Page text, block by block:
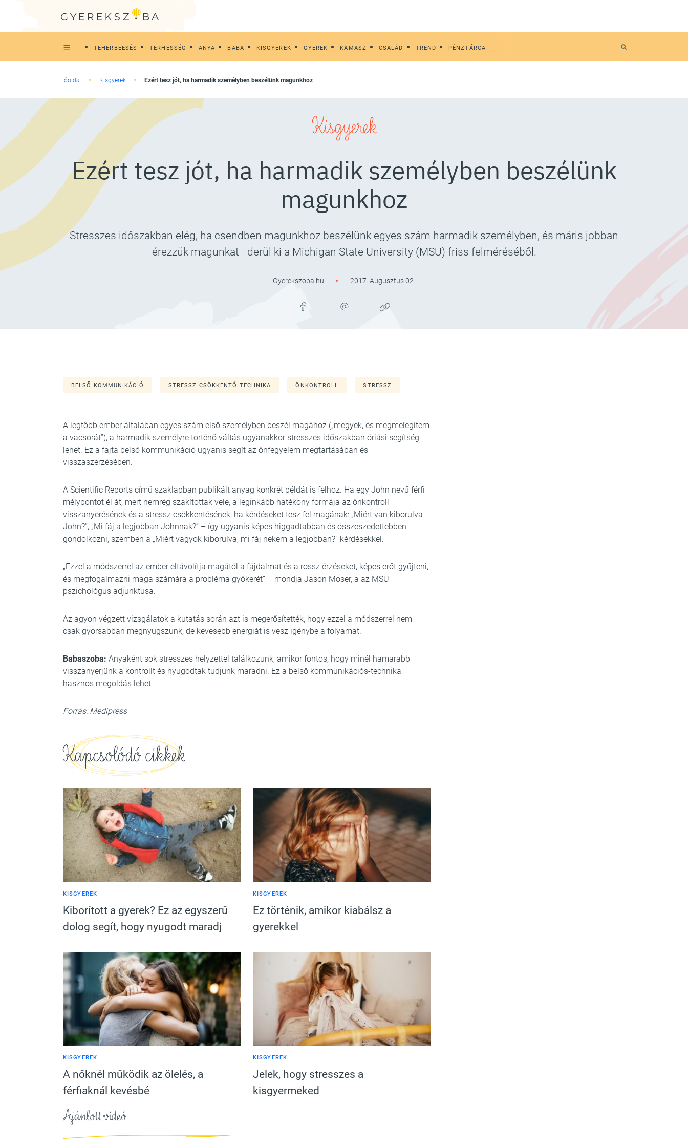
TEHERBEESÉS TERHESSÉG ANYA BABA KISGYEREK GYEREK KAMASZ CSALÁD TREND PÉNZTÁRCA
Főoldal Kisgyerek Ezért tesz jót, ha harmadik személyben beszélünk magunkhoz
Kisgyerek
Ezért tesz jót, ha harmadik személyben beszélünk
magunkhoz
Stresszes időszakban elég, ha csendben magunkhoz beszélünk egyes szám harmadik személyben, és máris jobban
érezzük magunkat - derül ki a Michigan State University (MSU) friss felméréséből.
Gyerekszoba.hu 2017. Augusztus 02.
BELSŐ KOMMUNIKÁCIÓ STRESSZ CSÖKKENTŐ TECHNIKA ÖNKONTROLL STRESSZ
A legtöbb ember általában egyes szám első személyben beszél magához („megyek, és megmelegítem
a vacsorát”), a harmadik személyre történő váltás ugyanakkor stresszes időszakban óriási segítség
lehet. Ez a fajta belső kommunikáció ugyanis segít az önfegyelem megtartásában és
visszaszerzésében.
A Scientific Reports című szaklapban publikált anyag konkrét példát is felhoz. Ha egy John nevű férfi
mélypontot él át, mert nemrég szakítottak vele, a leginkább hatékony formája az önkontroll
visszanyerésének és a stressz csökkentésének, ha kérdéseket tesz fel magának: „Miért van kiborulva
John?”, „Mi fáj a legjobban Johnnak?” – így ugyanis képes higgadtabban és összeszedettebben
gondolkozni, szemben a „Miért vagyok kiborulva, mi fáj nekem a legjobban?” kérdésekkel.
„Ezzel a módszerrel az ember eltávolítja magától a fájdalmat és a rossz érzéseket, képes erőt gyűjteni,
és megfogalmazni maga számára a probléma gyökerét” – mondja Jason Moser, a az MSU
pszichológus adjunktusa.
Az agyon végzett vizsgálatok a kutatás során azt is megerősítették, hogy ezzel a módszerrel nem
csak gyorsabban megnyugszunk, de kevesebb energiát is vesz igénybe a folyamat.
Babaszoba: Anyaként sok stresszes helyzettel találkozunk, amikor fontos, hogy minél hamarabb
visszanyerjünk a kontrollt és nyugodtak tudjunk maradni. Ez a belső kommunikációs-technika
hasznos megoldás lehet.
Forrás: Medipress
Kapcsolódó cikkek
KISGYEREK
Kiborított a gyerek? Ez az egyszerű
dolog segít, hogy nyugodt maradj
KISGYEREK
Ez történik, amikor kiabálsz a
gyerekkel
KISGYEREK
A nőknél működik az ölelés, a
férfiaknál kevésbé
KISGYEREK
Jelek, hogy stresszes a
kisgyermeked
Ajánlott videó